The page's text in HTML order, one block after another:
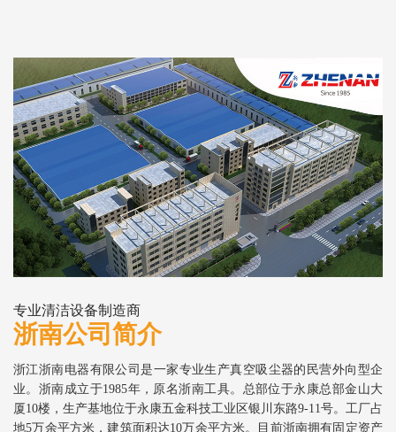
专业清洁设备制造商
浙南公司简介
浙江浙南电器有限公司是一家专业生产真空吸尘器的民营外向型企
业。浙南成立于1985年，原名浙南工具。总部位于永康总部金山大
厦10楼，生产基地位于永康五金科技工业区银川东路9-11号。工厂占
地5万余平方米，建筑面积达10万余平方米。目前浙南拥有固定资产